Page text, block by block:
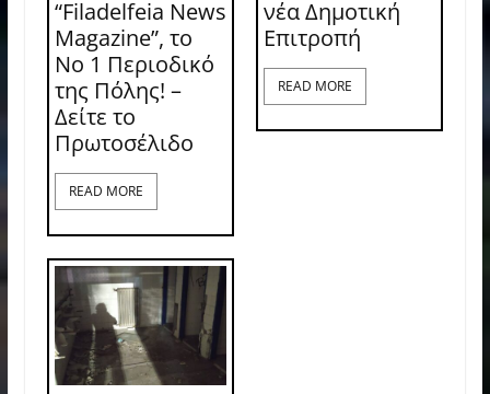
“Filadelfeia News
Magazine”, το
Νο 1 Περιοδικό
της Πόλης! –
Δείτε το
Πρωτοσέλιδο
READ MORE
νέα Δημοτική
Επιτροπή
READ MORE